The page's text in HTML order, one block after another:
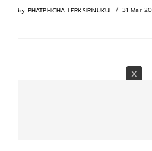
PHATPHICHA LERKSIRINUKUL 31 Mar 2022